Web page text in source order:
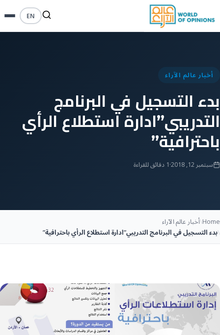
EN
أخبار عالم الآراء
بدء التسجيل في البرنامج
التدريبي”ادارة استطلاع الرأي
باحترافية”
سبتمبر 12, 2018 ·1 دقائق للقراءة
Home
\أخبار عالم الآراء
\بدء التسجيل في البرنامج التدريبي”ادارة استطلاع الرأي باحترافية”